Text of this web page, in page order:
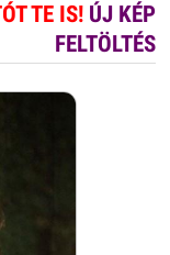
TE IS! ÚJ KÉP
FELTÖLTÉS